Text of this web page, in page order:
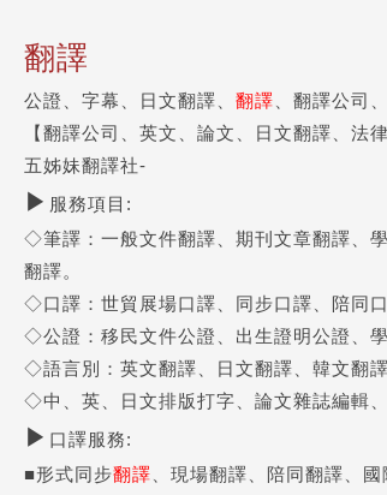
翻譯
公證、字幕、 日文翻譯 翻譯 、翻譯公司
【翻譯公司、英文、論文、日文翻譯、法律
五姊妹翻譯社-
▶ 服務項目:
◇筆譯：一般文件翻譯、期刊文章翻譯、
翻譯。
◇口譯：世貿展場口譯、同步口譯、陪同
◇公證：移民文件公證、出生證明公證、
◇語言別：英文翻譯、日文翻譯、韓文翻
◇中、英、日文排版打字、論文雜誌編輯
▶ 口譯服務:
■形式同步翻譯 、現場翻譯、陪同翻譯、